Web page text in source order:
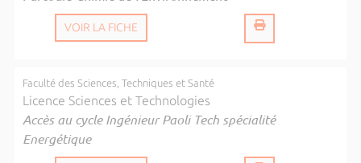
VOIR LA FICHE
Faculté des Sciences, Techniques et Santé
Licence Sciences et Technologies
Accès au cycle Ingénieur Paoli Tech spécialité
Energétique